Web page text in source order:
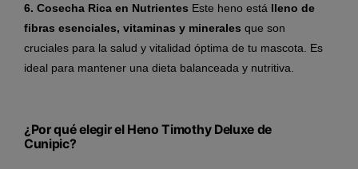
6. Cosecha Rica en Nutrientes Este heno está lleno de
fibras esenciales, vitaminas y minerales que son
cruciales para la salud y vitalidad óptima de tu mascota. Es
ideal para mantener una dieta balanceada y nutritiva.
¿Por qué elegir el Heno Timothy Deluxe de
Cunipic?